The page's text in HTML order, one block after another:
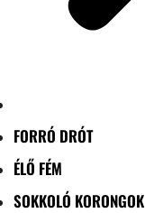
FORRÓ DRÓT
ÉLŐ FÉM
SOKKOLÓ KORONGOK